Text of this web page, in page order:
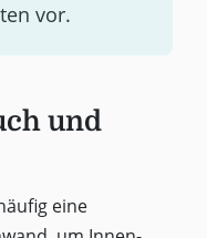
vor.
und
eine